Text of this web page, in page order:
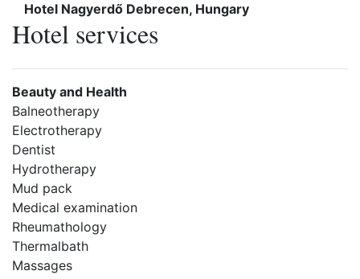
Hotel Nagyerdő Debrecen, Hungary
Hotel services
Beauty and Health
Balneotherapy
Electrotherapy
Dentist
Hydrotherapy
Mud pack
Medical examination
Rheumathology
Thermalbath
Massages